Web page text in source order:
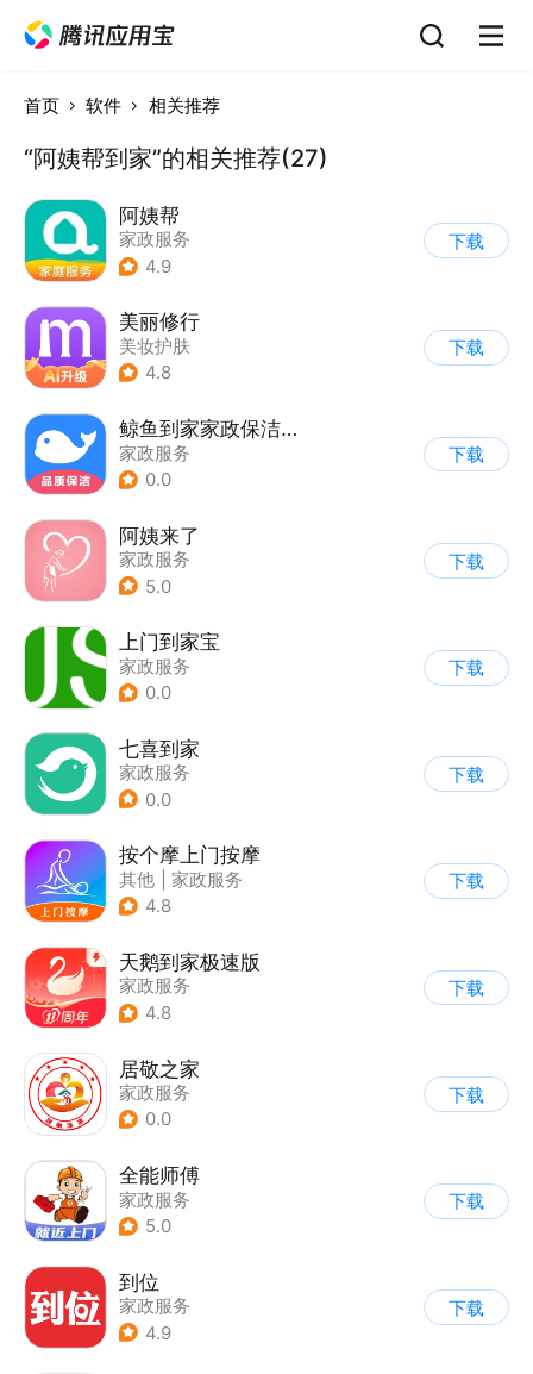
首页 软件 相关推荐
“阿姨帮到家”的相关推荐(27)
阿姨帮
家政服务
4.9
下载
美丽修行
美妆护肤
4.8
下载
鲸鱼到家家政保洁家电清洗开荒
家政服务
0.0
下载
阿姨来了
家政服务
5.0
下载
上门到家宝
家政服务
0.0
下载
七喜到家
家政服务
0.0
下载
按个摩上门按摩
其他
家政服务
4.8
下载
天鹅到家极速版
家政服务
4.8
下载
居敬之家
家政服务
0.0
下载
全能师傅
家政服务
5.0
下载
到位
家政服务
4.9
下载